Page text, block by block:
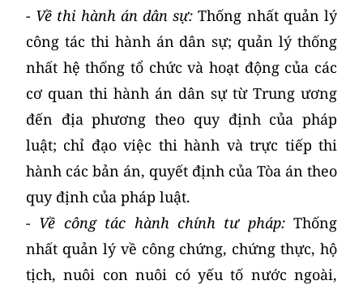
- Về thi hành án dân sự: Thống nhất quản lý
công tác thi hành án dân sự; quản lý thống
nhất hệ thống tổ chức và hoạt động của các
cơ quan thi hành án dân sự từ Trung ương
đến địa phương theo quy định của pháp
luật; chỉ đạo việc thi hành và trực tiếp thi
hành các bản án, quyết định của Tòa án theo
quy định của pháp luật.
- Về công tác hành chính tư pháp:Thống
nhất quản lý về công chứng, chứng thực, hộ
tịch, nuôi con nuôi có yếu tố nước ngoài,